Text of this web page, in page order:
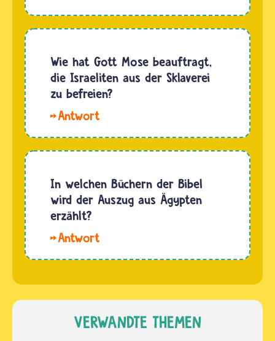
zweiten
Namen
soll
Jakob
von
einem
aus
brennenden
Dornbusch
heraus
sein Volk
aus der
Gefangenschaft
Ägypten
heraus
nach…
Wie hat Gott Mose beauftragt,
die Israeliten aus der Sklaverei
zu befreien?
Bibel
dass
Mose
einmal
Dornbusch
in
verbrannte.
In welchen Büchern der Bibel
wird der Auszug aus Ägypten
erzählt?
Auszug
aus
ÄgyptenVERWANDTE THEMEN